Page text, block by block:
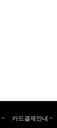
카드결제안내